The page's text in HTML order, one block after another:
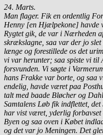
24. Marts.
Man flager. Fik en ordentlig
Henny [en Hjælpekone] havde
Rygtet gik, de var i Nærheden
skrækslagne, saa var der jo
længe og forestillede os det
vi var herunter; saa spiste vi til
forsvunden. Vi søgte i
hans Frakke var borte, og saa
endelig, havde været paa
talt med baade Bløcher og
Samtalens Løb fik indflettet,
har vist været, yderlig forbavset
Byen og saa oven i Købet
og det var jo Meningen. Det